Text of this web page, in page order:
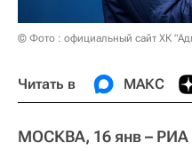
© Фото : официальный сайт ХК
Читать в МАКС
МОСКВА, 16 янв – РИА